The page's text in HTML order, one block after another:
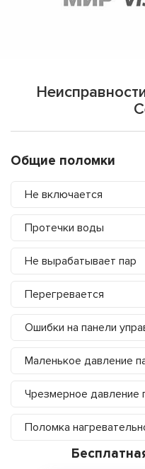
Общие поломки
Не включается
Протечки воды
Не вырабатывает пар
Перегревается
Ошибки на панели
Маленькое давление
Чрезмерное давление
Поломка